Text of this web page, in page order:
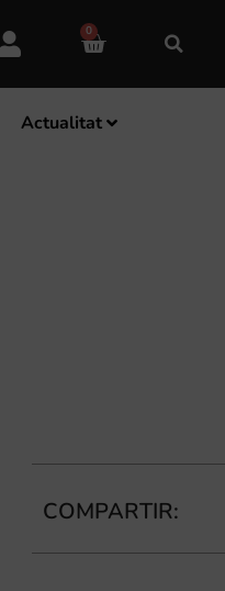
0
Actualitat
COMPARTIR: